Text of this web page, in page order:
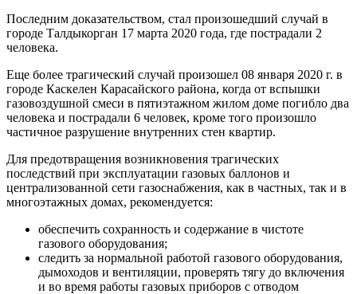
Последним доказательством, стал произошедший случай в
городе Талдыкорган 17 марта 2020 года, где пострадали 2
человека.
Еще более трагический случай произошел 08 января 2020 г. в
городе Каскелен Карасайского района, когда от вспышки
газовоздушной смеси в пятиэтажном жилом доме погибло два
человека и пострадали 6 человек, кроме того произошло
частичное разрушение внутренних стен квартир.
Для предотвращения возникновения трагических
последствий при эксплуатации газовых баллонов и
централизованной сети газоснабжения, как в частных, так и в
многоэтажных домах, рекомендуется:
обеспечить сохранность и содержание в чистоте
газового оборудования;
следить за нормальной работой газового оборудования,
дымоходов и вентиляции, проверять тягу до включения
и во время работы газовых приборов с отводом